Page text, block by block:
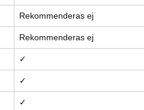
Rekommenderas ej
Rekommenderas ej
✓
✓
✓